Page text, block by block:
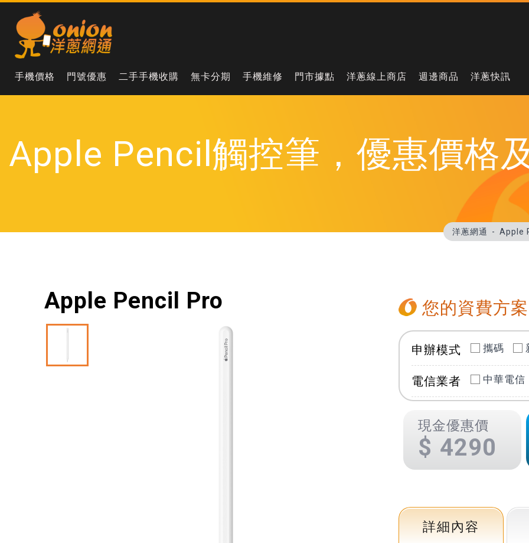
手機價格 門號優惠 二手手機收購 無卡分期 手機維修 門市據點 洋蔥線上商店 週邊商品 洋蔥快訊
Apple Pencil觸控筆，優惠價格
洋蔥網通 Apple
Apple Pencil Pro 您的資費方
申辦模式 攜碼
電信業者 中華電信
現金優惠價
4290
詳細內容